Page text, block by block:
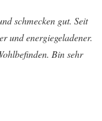
schmecken gut. Seit
und energiegeladener.
Bin sehr